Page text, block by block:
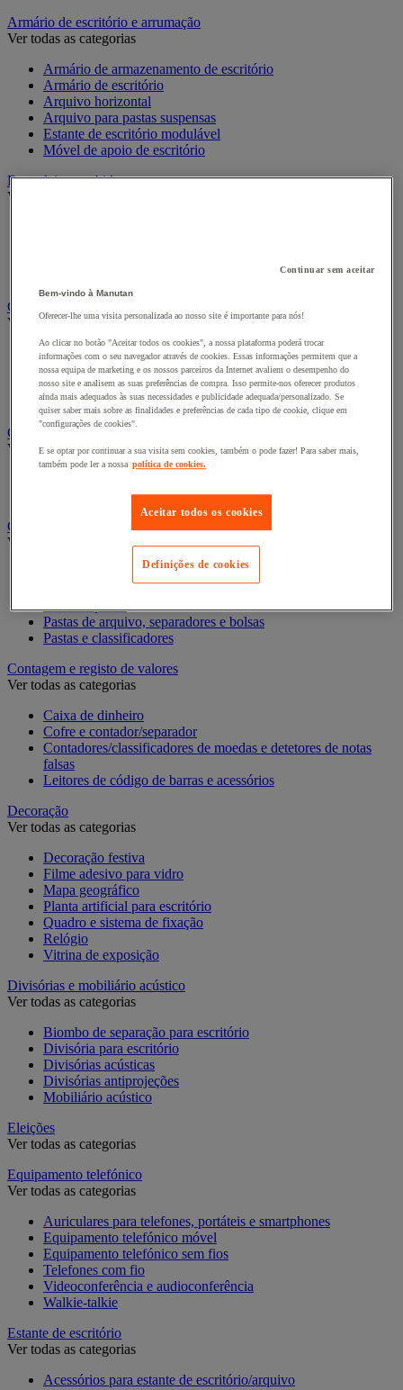
Armário de escritório e arrumação
Ver todas as categorias
Armário de armazenamento de escritório
Armário de escritório
Arquivo horizontal
Arquivo para pastas suspensas
Estante de escritório modulável
Móvel de apoio de escritório
Bengaleiro e cabide
Ver todas as categorias
Cadeiras, poltronas e cadeirões
Ver todas as categorias
Acessórios para cadeiras de escritório
Cadeira de braços executivo
Cadeira de escritório
Cadeiras para salas de receção e reuniões
Candeeiro
Ver todas as categorias
Candeeiro de pé
Classificação e arquivo
Ver todas as categorias
Acessórios de arquivo para o escritório
Caixa de arquivo
Pastas de arquivo, separadores e bolsas
Pastas e classificadores
Contagem e registo de valores
Ver todas as categorias
Caixa de dinheiro
Cofre e contador/separador
Contadores/classificadores de moedas e detetores de notas
falsas
Leitores de código de barras e acessórios
Decoração
Ver todas as categorias
Decoração festiva
Filme adesivo para vidro
Mapa geográfico
Planta artificial para escritório
Quadro e sistema de fixação
Relógio
Vitrina de exposição
Divisórias e mobiliário acústico
Ver todas as categorias
Biombo de separação para escritório
Divisória para escritório
Divisórias acústicas
Divisórias antiprojeções
Mobiliário acústico
Eleições
Ver todas as categorias
Equipamento telefónico
Ver todas as categorias
Auriculares para telefones, portáteis e smartphones
Equipamento telefónico móvel
Equipamento telefónico sem fios
Telefones com fio
Videoconferência e audioconferência
Walkie-talkie
Estante de escritório
Ver todas as categorias
Acessórios para estante de escritório/arquivo
Continuar sem aceitar
Bem-vindo à Manutan
Oferecer-lhe uma visita personalizada ao nosso site é importante para nós!
Ao clicar no botão "Aceitar todos os cookies", a nossa plataforma poderá trocar
informações com o seu navegador através de cookies. Essas informações permitem que a
nossa equipa de marketing e os nossos parceiros da Internet avaliem o desempenho do
nosso site e analisem as suas preferências de compra. Isso permite-nos oferecer produtos
ainda mais adequados às suas necessidades e publicidade adequada/personalizado. Se
quiser saber mais sobre as finalidades e preferências de cada tipo de cookie, clique em
"configurações de cookies".
E se optar por continuar a sua visita sem cookies, também o pode fazer! Para saber mais,
também pode ler a nossa política de cookies.
Aceitar todos os cookies
Definições de cookies